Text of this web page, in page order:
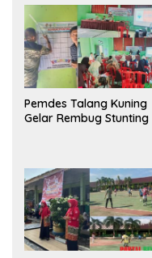
Pasar
Pemdes Talang Kuning
Gelar Rembug Stunting